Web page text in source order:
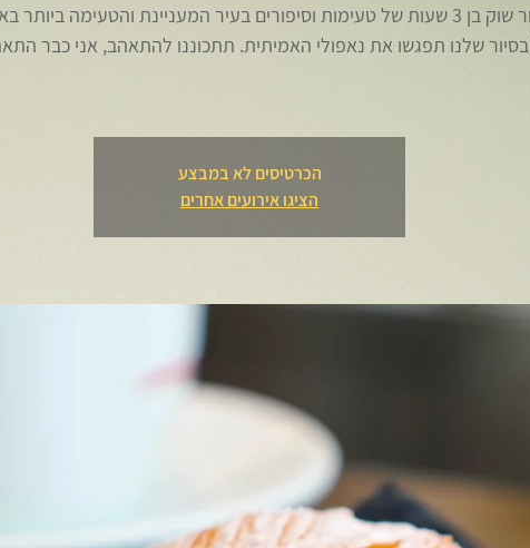
סיור שוק בן 3 שעות של טעימות וסיפורים בעיר המעניינת והטעימה ביותר
בסיור שלנו תפגשו את נאפולי האמיתית. תתכוננו להתאהב, אני כבר
הכרטיסים לא במבצע
הציגו אירועים אחרים